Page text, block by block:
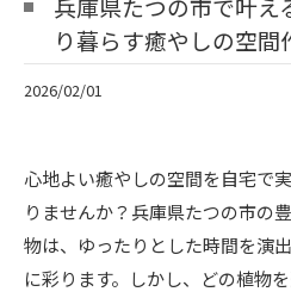
兵庫県たつの市で叶え
り暮らす癒やしの空間
2026/02/01
心地よい癒やしの空間を自宅で
りませんか？兵庫県たつの市の
物は、ゆったりとした時間を演
に彩ります。しかし、どの植物